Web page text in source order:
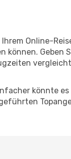
Online-
können. Geben
könnte